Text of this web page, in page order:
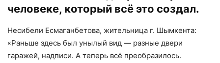
человеке, который всё это создал.
Несибели Есмаганбетова, жительница г. Шымкента:
«Раньше здесь был унылый вид — разные двери
гаражей, надписи. А теперь всё преобразилось.